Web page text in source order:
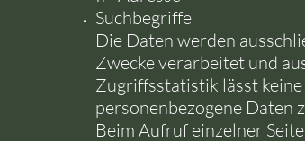
Suchbegriffe
Die Daten werden
Zwecke verarbeitet und
Zugriffsstatistik lässt
personenbezogene Daten
Beim Aufruf einzelner